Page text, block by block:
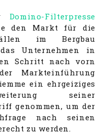
Domino-Filterpresse
den Markt für die
im Bergbau
Unternehmen in
Schritt nach vorn
Markteinführung
ein ehrgeiziges
seiner
genommen, um der
nach seinen
zu werden.